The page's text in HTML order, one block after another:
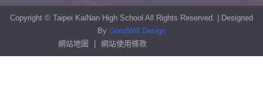
性別平等教育專區
學生申訴及再申訴制度
Copyright © Taipei KaiNan High School All Rights Reserved. | Designed
By GoodWill Design
網站地圖
| 網站使用條款